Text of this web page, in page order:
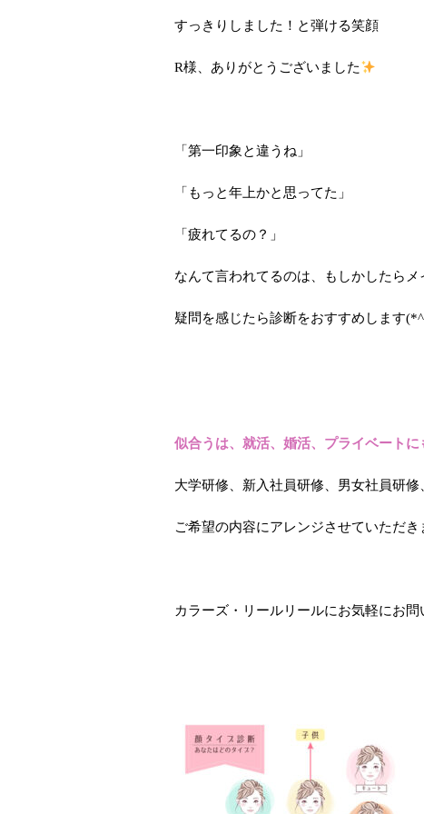
すっきりしました！と弾ける笑顔
R様、ありがとうございました
「第一印象と違うね」
「もっと年上かと思ってた」
「疲れてるの？」
なんて言われてるのは、もしかしたら
疑問を感じたら診断をおすすめします
似合うは、就活、婚活、プライベートに
大学研修、新入社員研修、男女社員研
ご希望の内容にアレンジさせていただき
カラーズ・リールリールにお気軽にお